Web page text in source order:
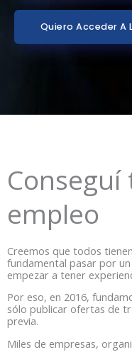
Quiero Acceder A
empleo
Creemos que todos
fundamental pasar por
empezar a tener
Por eso, en 2016,
sólo publicar ofertas de
previa.
Miles de empresas,